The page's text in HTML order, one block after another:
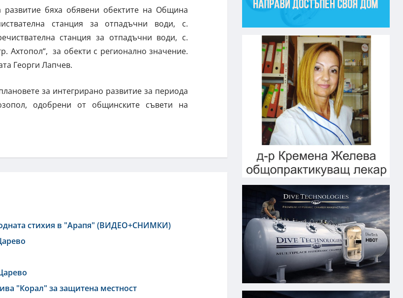
бяха обявени обектите на Община
станция за отпадъчни води, с.
станция за отпадъчни води, с.
Ахтопол“, за обекти с регионално значение.
Георги Лапчев.
за интегрирано развитие за периода
одобрени от общинските съвети на
стихия в "Арапя" (ВИДЕО+СНИМКИ)
"Корал" за защитена местност